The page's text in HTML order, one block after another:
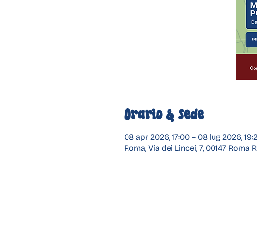
Orario & Sede
08 apr 2026, 17:00 – 08 lug 2026,
Roma, Via dei Lincei, 7, 00147 Roma